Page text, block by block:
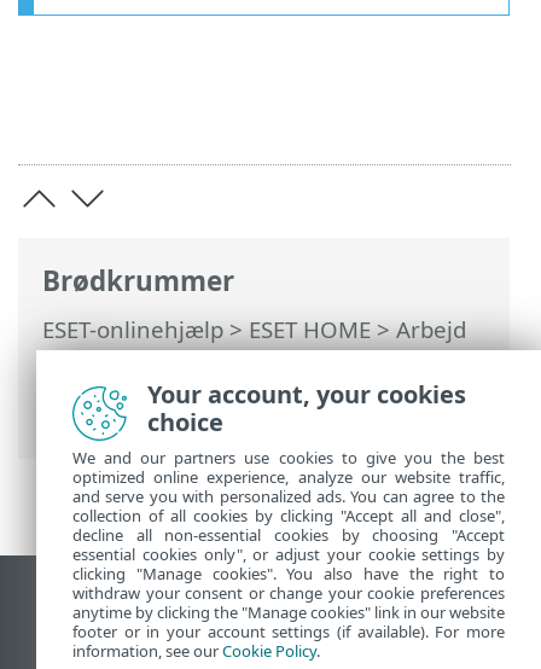
Brødkrummer
ESET-onlinehjælp>ESET HOME>Arbejd
med ESET HOME>Abonnementer og
abonnementsadministration> Fornyelse
af abonnement
Vis computerwebsted
End of Life
Your account, your cookies
choice
We and our partners use cookies to give you the best
optimized online experience, analyze our website traffic,
and serve you with personalized ads. You can agree to the
collection of all cookies by clicking "Accept all and close",
decline all non-essential cookies by choosing "Accept
essential cookies only", or adjust your cookie settings by
clicking "Manage cookies". You also have the right to
withdraw your consent or change your cookie preferences
anytime by clicking the "Manage cookies" link in our website
footer or in your account settings (if available). For more
information, see ourCookie Policy.